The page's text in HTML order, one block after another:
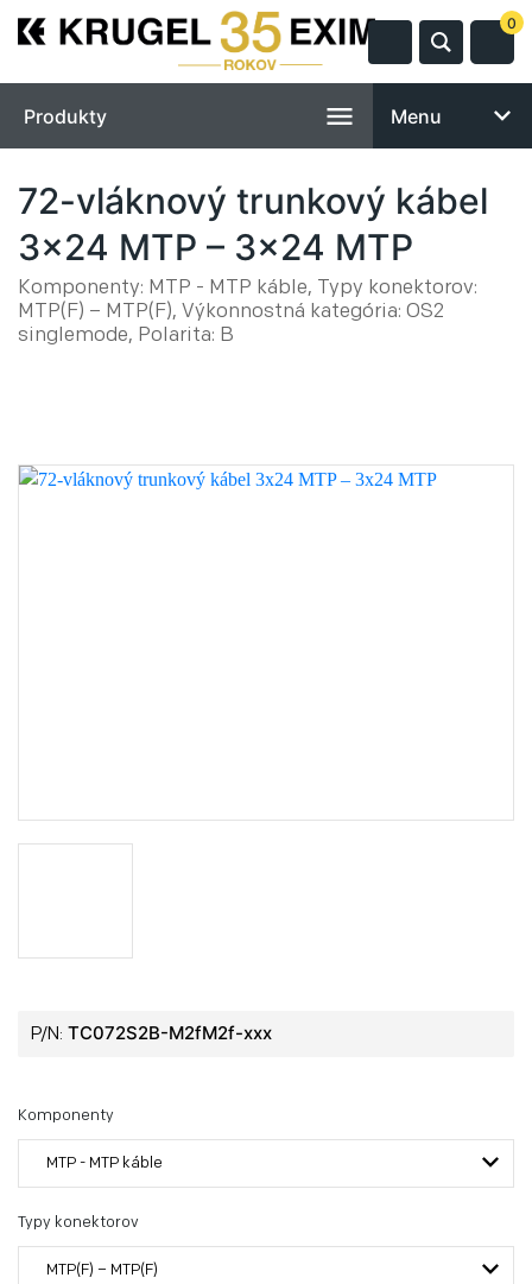
0
Produkty Menu
72-vláknový trunkový kábel
3x24 MTP – 3x24 MTP
Komponenty: MTP - MTP káble, Typy konektorov:
MTP(F) – MTP(F), Výkonnostná kategória: OS2
singlemode, Polarita: B
P/N: TC072S2B-M2fM2f-xxx
Komponenty
MTP - MTP káble
Typy konektorov
MTP(F) – MTP(F)